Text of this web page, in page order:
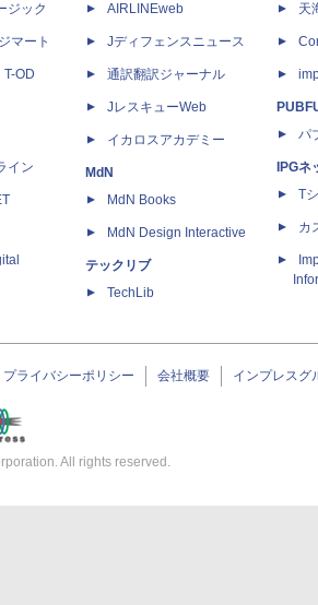
ジック
マート
OD
イン
AIRLINEweb
Jディフェンスニュース
通訳翻訳ジャーナル
JレスキューWeb
イカロスアカデミー
MdN
MdN Books
MdN Design Interactive
テックリブ
TechLib
天
パ
IPGネ
T
カ
プライバシーポリシー 会社概要 インプレスグ
All rights reserved.